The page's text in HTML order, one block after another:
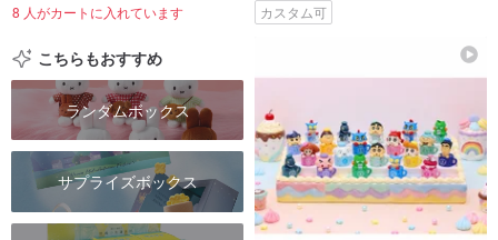
8 人がカートに入れています カスタム可
こちらもおすすめ
ランダムボックス
サプライズボックス